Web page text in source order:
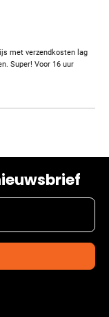
met verzendkosten lag
Super! Voor 16 uur